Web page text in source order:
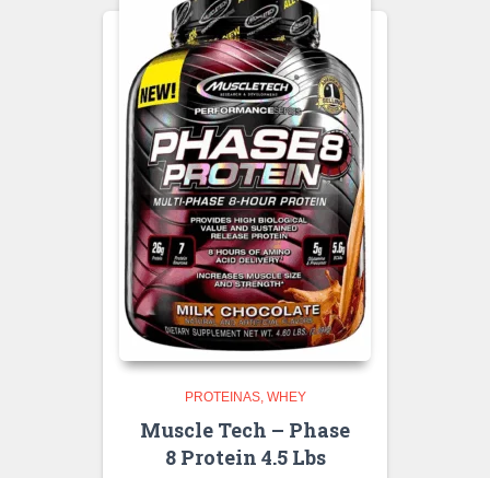
PROTEINAS WHEY
Muscle Tech – Phase
8 Protein 4.5 Lbs